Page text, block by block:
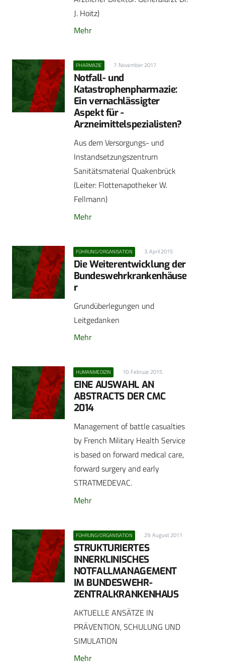
J. Hoitz)
Mehr
PHARMAZIE 7. November 2017
Notfall- und
Katastrophenpharmazie:
Ein vernachlässigter
Aspekt für ­
Arzneimittelspezialisten?
Aus dem Versorgungs- und
Instandsetzungszentrum
Sanitätsmaterial Quakenbrück
(Leiter: Flotten­apotheker W.
Fellmann)
Mehr
FÜHRUNG/ORGANISATION 3. April 2015
Die Weiterentwicklung der
Bundeswehrkrankenhäuse
r
Grundüberlegungen und
Leitgedanken
Mehr
HUMANMEDIZIN 10. Februar 2015
EINE AUSWAHL AN
ABSTRACTS DER CMC
2014
Management of battle casualties
by French Military Health Service
is based on forward medical care,
forward surgery and early
STRATMEDEVAC.
Mehr
FÜHRUNG/ORGANISATION 29. August 2011
STRUKTURIERTES
INNERKLINISCHES
NOTFALLMANAGEMENT
IM BUNDESWEHR-
ZENTRALKRANKENHAUS
AKTUELLE ANSÄTZE IN
PRÄVENTION, SCHULUNG UND
SIMULATION
Mehr